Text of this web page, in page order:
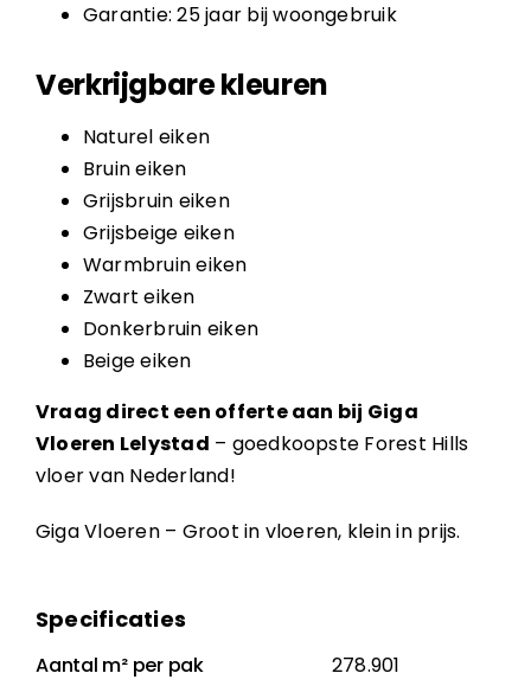
Garantie: 25 jaar bij woongebruik
Verkrijgbare kleuren
Naturel eiken
Bruin eiken
Grijsbruin eiken
Grijsbeige eiken
Warmbruin eiken
Zwart eiken
Donkerbruin eiken
Beige eiken
Vraag direct een offerte aan bij Giga
Vloeren Lelystad – goedkoopste Forest Hills
vloer van Nederland!
Giga Vloeren – Groot in vloeren, klein in prijs.
Specificaties
Aantal m² per pak
278.901